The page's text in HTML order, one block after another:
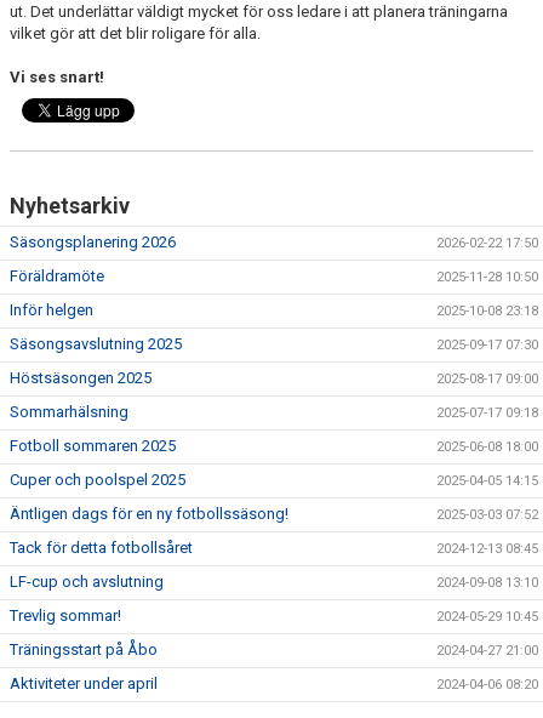
ut. Det underlättar väldigt mycket för oss ledare i att planera träningarna
vilket gör att det blir roligare för alla.
Vi ses snart!
Nyhetsarkiv
Säsongsplanering 2026 2026-02-22 17:50
Föräldramöte 2025-11-28 10:50
Inför helgen 2025-10-08 23:18
Säsongsavslutning 2025 2025-09-17 07:30
Höstsäsongen 2025 2025-08-17 09:00
Sommarhälsning 2025-07-17 09:18
Fotboll sommaren 2025 2025-06-08 18:00
Cuper och poolspel 2025 2025-04-05 14:15
Äntligen dags för en ny fotbollssäsong! 2025-03-03 07:52
Tack för detta fotbollsåret 2024-12-13 08:45
LF-cup och avslutning 2024-09-08 13:10
Trevlig sommar! 2024-05-29 10:45
Träningsstart på Åbo 2024-04-27 21:00
Aktiviteter under april 2024-04-06 08:20